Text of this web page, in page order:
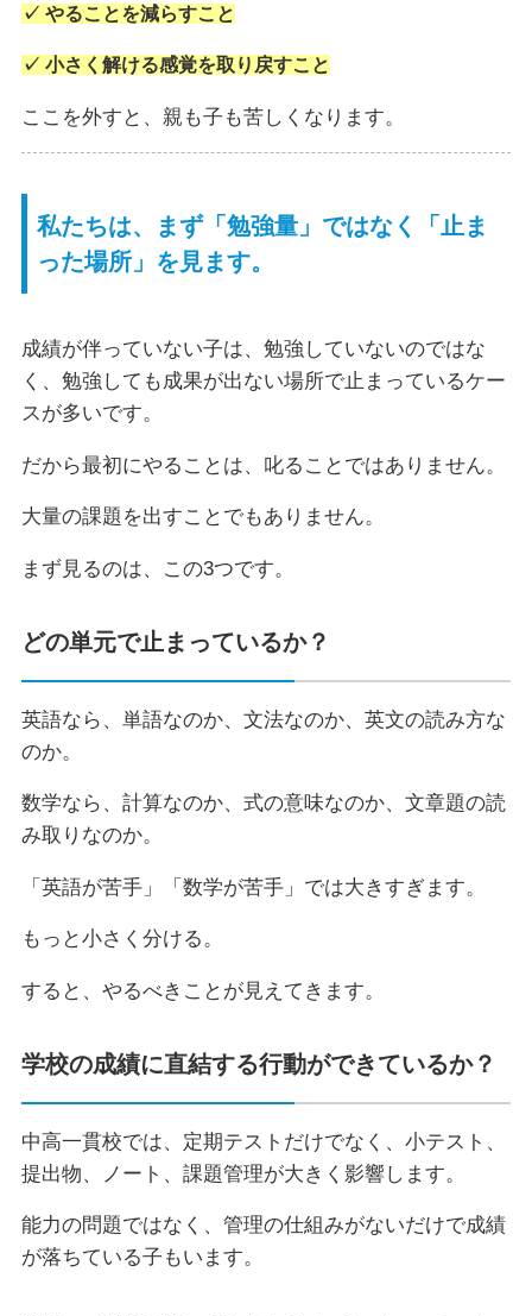
✓ やることを減らすこと
✓ 小さく解ける感覚を取り戻すこと
ここを外すと、親も子も苦しくなります。
私たちは、まず「勉強量」ではなく「止ま
った場所」を見ます。
成績が伴っていない子は、勉強していないのではな
く、勉強しても成果が出ない場所で止まっているケー
スが多いです。
だから最初にやることは、叱ることではありません。
大量の課題を出すことでもありません。
まず見るのは、この3つです。
どの単元で止まっているか？
英語なら、単語なのか、文法なのか、英文の読み方な
のか。
数学なら、計算なのか、式の意味なのか、文章題の読
み取りなのか。
「英語が苦手」「数学が苦手」では大きすぎます。
もっと小さく分ける。
すると、やるべきことが見えてきます。
学校の成績に直結する行動ができているか？
中高一貫校では、定期テストだけでなく、小テスト、
提出物、ノート、課題管理が大きく影響します。
能力の問題ではなく、管理の仕組みがないだけで成績
が落ちている子もいます。